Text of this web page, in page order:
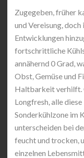
Zugegeben, früher
und Vereisung,
Entwicklungen
fortschrittliche
annähernd 0 Grad,
Obst, Gemüse und
Haltbarkeit verhilft.
Longfresh, alle
Sonderkühlzone im
unterscheiden bei
feucht und trocken,
einzelnen